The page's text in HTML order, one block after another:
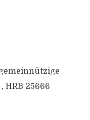
HRB 25666